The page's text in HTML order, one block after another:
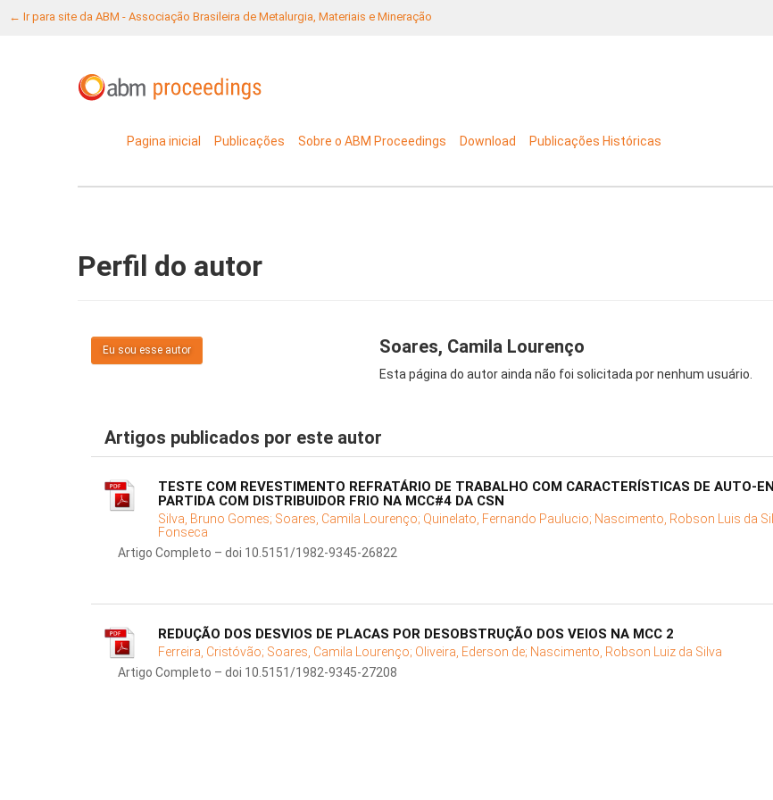
← Ir para site da ABM - Associação Brasileira de Metalurgia, Materiais e Mineração
Pagina inicial Publicações Sobre o ABM Proceedings Download Publicações Históricas
Perfil do autor
Eu sou esse autor Soares, Camila Lourenço
Esta página do autor ainda não foi solicitada por nenhum usuário.
Artigos publicados por este autor
TESTE COM REVESTIMENTO REFRATÁRIO DE TRABALHO COM CARACTERÍSTICAS DE AUTO-
PARTIDA COM DISTRIBUIDOR FRIO NA MCC#4 DA CSN
Silva, Bruno Gomes; Soares, Camila Lourenço; Quinelato, Fernando Paulucio; Nascimento, Robson Luis da
Fonseca
Artigo Completo – doi 10.5151/1982-9345-26822
REDUÇÃO DOS DESVIOS DE PLACAS POR DESOBSTRUÇÃO DOS VEIOS NA MCC 2
Ferreira, Cristóvão; Soares, Camila Lourenço; Oliveira, Ederson de; Nascimento, Robson Luiz da Silva
Artigo Completo – doi 10.5151/1982-9345-27208